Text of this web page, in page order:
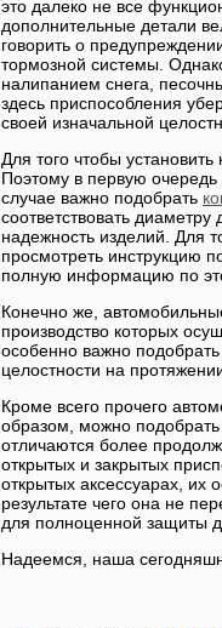
это далеко не все
дополнительные детали
говорить о
тормозной системы.
налипанием снега,
здесь приспособления
своей изначальной
Для того чтобы
Поэтому в первую
случае важно подобрать
соответствовать
надежность изделий. Для
просмотреть инструкцию
полную информацию по
Конечно же,
производство которых
особенно важно
целостности на
Кроме всего прочего
образом, можно
отличаются более
открытых и закрытых
открытых аксессуарах, их
результате чего она не
для полноценной защиты
Надеемся, наша